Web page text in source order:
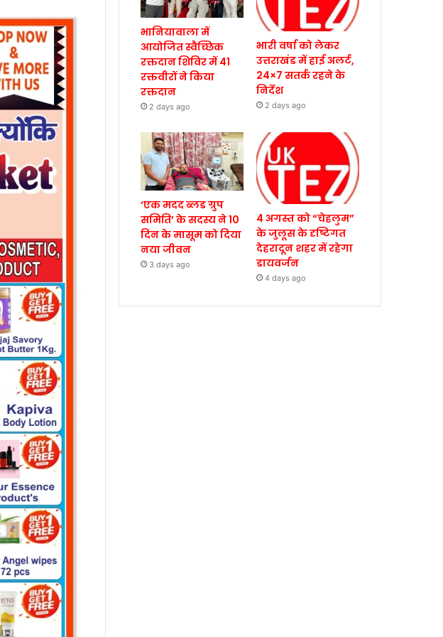
भानियावाला में
आयोजित स्वैच्छिक
रक्तदान शिविर में 41
रक्तवीरों ने किया
रक्तदान
2 days ago
भारी वर्षा को लेकर
उत्तराखंड में हाई अलर्ट,
24×7 सतर्क रहने के
निर्देश
2 days ago
‘एक मदद ब्लड ग्रुप
समिति’ के सदस्य ने 10
दिन के मासूम को दिया
नया जीवन
3 days ago
4 अगस्त को “चेहलुम”
के जुलूस के दृष्टिगत
देहरादून शहर में रहेगा
डायवर्जन
4 days ago